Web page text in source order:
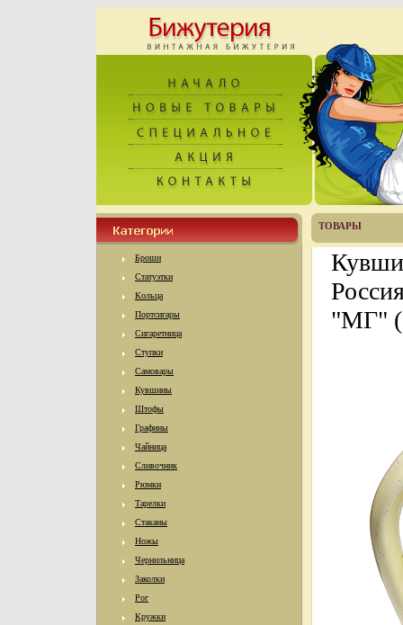
Броши
Статуэтки
Кольца
Портсигары
Сигаретница
Ступки
Самовары
Кувшины
Штофы
Графины
Чайница
Сливочник
Рюмки
Тарелки
Стаканы
Ножы
Чернильница
Заколки
Рог
Кружки
ТОВАРЫ
"МГ"